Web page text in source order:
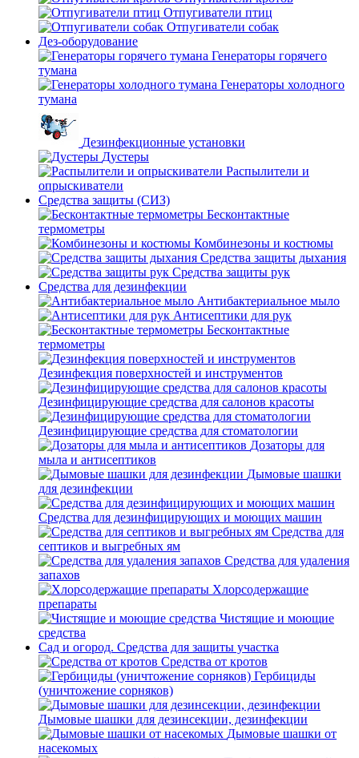
Отпугиватели птиц
Отпугиватели собак
Дез-оборудование
Генераторы горячего
тумана
Генераторы холодного
тумана
Дезинфекционные установки
Дустеры
Распылители и
опрыскиватели
Средства защиты (СИЗ)
Бесконтактные
термометры
Комбинезоны и костюмы
Средства защиты дыхания
Средства защиты рук
Средства для дезинфекции
Антибактериальное мыло
Антисептики для рук
Бесконтактные
термометры
Дезинфекция поверхностей и инструментов
Дезинфицирующие средства для салонов красоты
Дезинфицирующие средства для стоматологии
Дозаторы для
мыла и антисептиков
Дымовые шашки
для дезинфекции
Средства для дезинфицирующих и моющих машин
Средства для
септиков и выгребных ям
Средства для удаления
запахов
Хлорсодержащие
препараты
Чистящие и моющие
средства
Сад и огород. Средства для защиты участка
Средства от кротов
Гербициды
(уничтожение сорняков)
Дымовые шашки для дезинсекции, дезинфекции
Дымовые шашки от
насекомых